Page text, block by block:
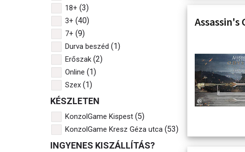
18+ (3)
3+ (40)
7+ (9)
Durva beszéd (1)
Erőszak (2)
Online (1)
Szex (1)
KÉSZLETEN
KonzolGame Kispest (5)
KonzolGame Kresz Géza utca (53)
INGYENES KISZÁLLÍTÁS?
Assassin's